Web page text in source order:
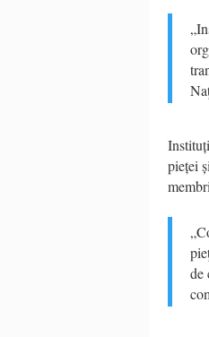
pieței
de